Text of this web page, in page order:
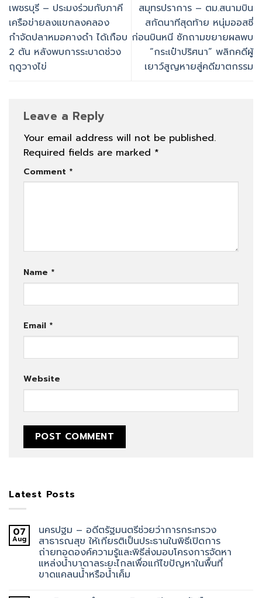
เพชรบุรี – ประมงร่วมกับภาคี
เครือข่ายลงแขกลงคลอง
กำจัดปลาหมอคางดำ ได้เกือบ
2 ตัน หลังพบการระบาดช่วง
ฤดูวางไข่
สมุทรปราการ – ตม.สนามบิน
สกัดนาทีสุดท้าย หนุ่มออสซี่
ก่อนบินหนี ซักถามขยายผลพบ
“กระเป๋าปริศนา” พลิกคดีผู้
เยาว์สูญหายสู่คดีฆาตกรรม
Leave a Reply
Your email address will not be published.
Required fields are marked *
Comment *
Name *
Email *
Website
Latest Posts
07
Aug
นครปฐม – อดีตรัฐมนตรีช่วยว่าการกระทรวง
สาธารณสุข ให้เกียรติเป็นประธานในพิธีเปิดการ
ถ่ายทอดองค์ความรู้และพิธีส่งมอบโครงการจัดหา
แหล่งน้ำบาดาลระยะไกลเพื่อแก้ไขปัญหาในพื้นที่
ขาดแคลนน้ำหรือน้ำเค็ม